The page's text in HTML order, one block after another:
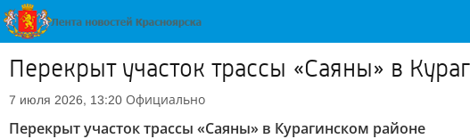
Перекрыт участок трассы «Саяны» в
7 июля 2026, 13:20 Официально
Перекрыт участок трассы «Саяны» в Курагинском районе